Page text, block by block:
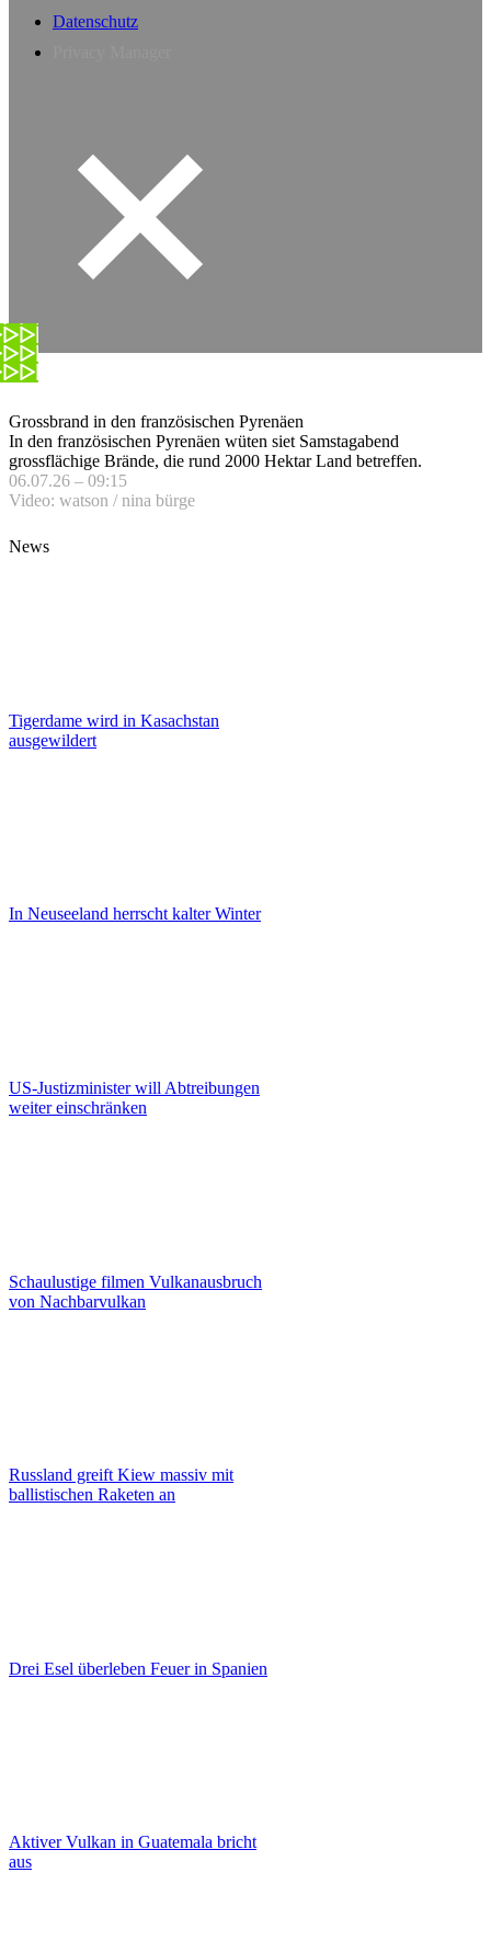
Datenschutz
Grossbrand in den französischen Pyrenäen
In den französischen Pyrenäen wüten siet Samstagabend
grossflächige Brände, die rund 2000 Hektar Land betreffen.
06.07.26 – 09:15
Video: watson / nina bürge
News
Tigerdame wird in Kasachstan
ausgewildert
In Neuseeland herrscht kalter Winter
US-Justizminister will Abtreibungen
weiter einschränken
Schaulustige filmen Vulkanausbruch
von Nachbarvulkan
Russland greift Kiew massiv mit
ballistischen Raketen an
Drei Esel überleben Feuer in Spanien
Aktiver Vulkan in Guatemala bricht
aus